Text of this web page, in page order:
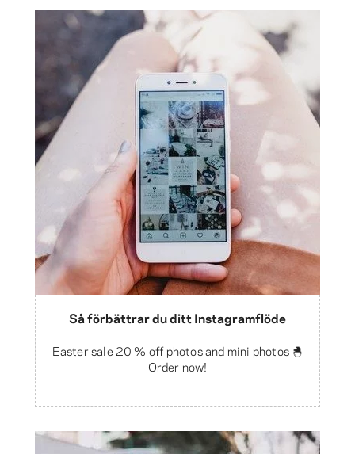
Så förbättrar du ditt Instagramflöde
Easter sale 20 % off photos and mini photos 🐣
Order now!